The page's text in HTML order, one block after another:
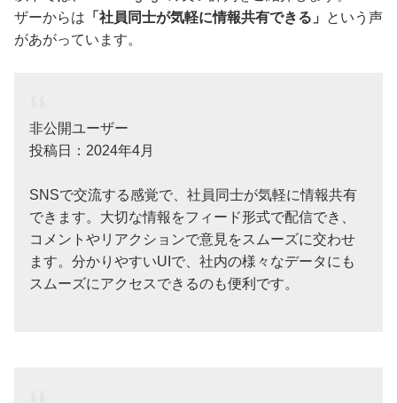
ザーからは 「社員同士が気軽に情報共有できる」
という声
があがっています。
非公開ユーザー
投稿日：2024年4月
SNSで交流する感覚で、社員同士が気軽に情報共有
できます。大切な情報をフィード形式で配信でき、
コメントやリアクションで意見をスムーズに交わせ
ます。分かりやすいUIで、社内の様々なデータにも
スムーズにアクセスできるのも便利です。